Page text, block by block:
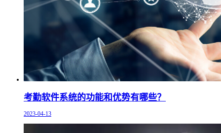
考勤软件系统的功能和优势有哪些？
2023-04-13